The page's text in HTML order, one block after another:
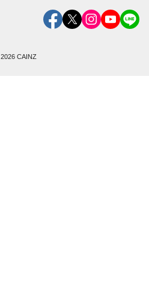
2026 CAINZ